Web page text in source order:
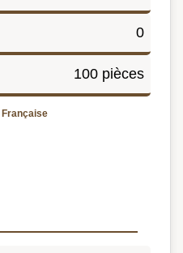
0
100 pièces
Française